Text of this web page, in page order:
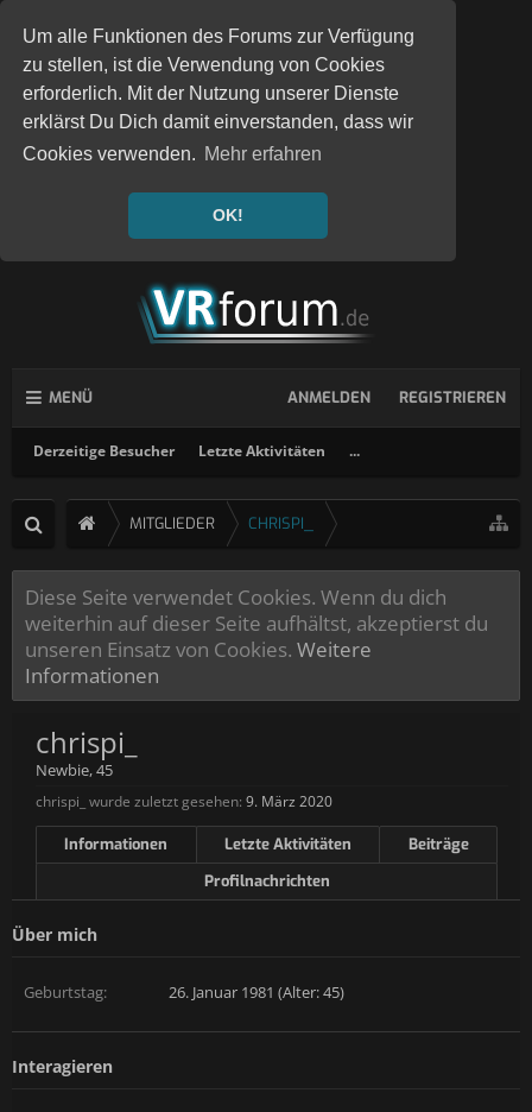
Um alle Funktionen des Forums zur Verfügung
zu stellen, ist die Verwendung von Cookies
erforderlich. Mit der Nutzung unserer Dienste
erklärst Du Dich damit einverstanden, dass wir
Cookies verwenden. Mehr erfahren
OK!
MENÜ
Derzeitige Besucher Letzte Aktivitäten ...
ANMELDEN REGISTRIEREN
MITGLIEDER CHRISPI_
Diese Seite verwendet Cookies. Wenn du dich
weiterhin auf dieser Seite aufhältst, akzeptierst du
unseren Einsatz von Cookies. Weitere
Informationen
chrispi_
Newbie, 45
chrispi_ wurde zuletzt gesehen: 9. März 2020
Informationen Letzte Aktivitäten
Beiträge
Profilnachrichten
Über mich
Geburtstag: 26. Januar 1981 (Alter: 45)
Interagieren